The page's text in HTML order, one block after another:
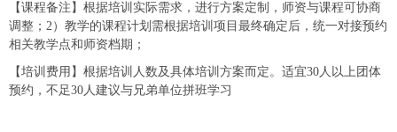
【课程备注】根据培训实际需求，进行方案定制，师资与课程可协商
调整；2）教学的课程计划需根据培训项目最终确定后，统一对接预约
相关教学点和师资档期；
【培训费用】根据培训人数及具体培训方案而定。适宜30人以上团体
预约，不足30人建议与兄弟单位拼班学习